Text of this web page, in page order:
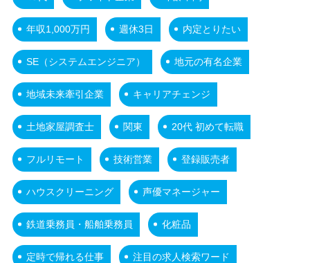
年収1,000万円 週休3日 内定とりたい
SE（システムエンジニア） 地元の有名企業
地域未来牽引企業 キャリアチェンジ
土地家屋調査士 関東 20代 初めて転職
フルリモート 技術営業 登録販売者
ハウスクリーニング 声優マネージャー
鉄道乗務員・船舶乗務員 化粧品
定時で帰れる仕事 注目の求人検索ワード